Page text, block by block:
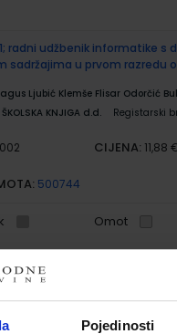
Pojedinosti
1; radni udžbenik informatike s
sadržajima u prvom razredu
Ljubić Klemše Flisar Odorčić
ŠKOLSKA KNJIGA d.d. Registarski
CIJENA: 11,88
500744
Omot
1; radna bilježnica informatike
Blagus Marijana Šundov